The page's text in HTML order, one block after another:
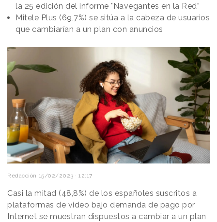
la 25 edición del informe "Navegantes en la Red”
Mitele Plus (69,7%) se sitúa a la cabeza de usuarios
que cambiarían a un plan con anuncios
Redacción 15/02/2023 · 12:17
Casi la mitad (48,8%) de los españoles suscritos a
plataformas de video bajo demanda de pago por
Internet se muestran dispuestos a cambiar a un plan